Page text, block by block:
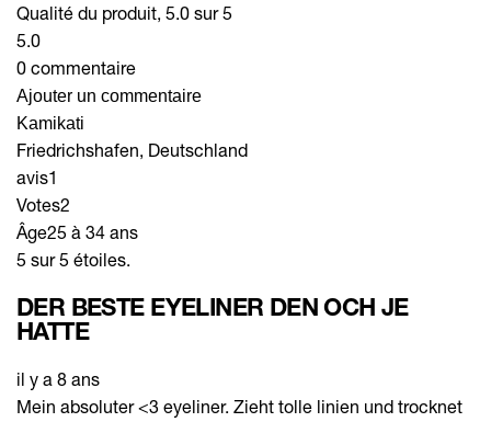
Qualité du produit, 5.0 sur 5
5.0
0 commentaire
Ajouter un commentaire
Kamikati
Friedrichshafen, Deutschland
avis1
Votes2
Âge25 à 34 ans
5 sur 5 étoiles.
DER BESTE EYELINER DEN OCH JE
HATTE
il y a 8 ans
Mein absoluter <3 eyeliner. Zieht tolle linien und trocknet